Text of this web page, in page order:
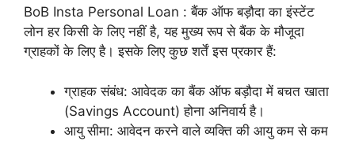
BoB Insta Personal Loan : बैंक ऑफ बड़ौदा का इंस्टेंट
लोन हर किसी के लिए नहीं है, यह मुख्य रूप से बैंक के मौजूदा
ग्राहकों के लिए है। इसके लिए कुछ शर्तें इस प्रकार हैं:
ग्राहक संबंध: आवेदक का बैंक ऑफ बड़ौदा में बचत खाता
(Savings Account) होना अनिवार्य है।
आयु सीमा: आवेदन करने वाले व्यक्ति की आयु कम से कम